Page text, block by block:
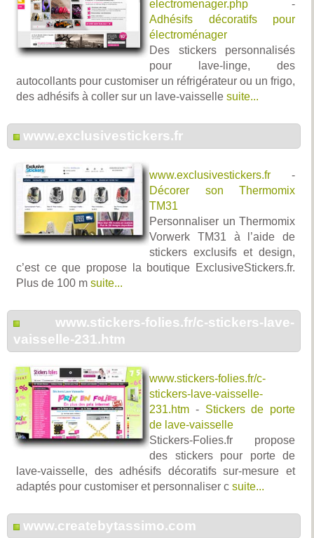
electromenager.php -
Adhésifs décoratifs pour
électroménager
Des stickers personnalisés
pour lave-linge, des
autocollants pour customiser un réfrigérateur ou un frigo,
des adhésifs à coller sur un lave-vaisselle suite...
www.exclusivestickers.fr
www.exclusivestickers.fr -
Décorer son Thermomix
TM31
Personnaliser un Thermomix
Vorwerk TM31 à l’aide de
stickers exclusifs et design,
c’est ce que propose la boutique ExclusiveStickers.fr.
Plus de 100 m suite...
www.stickers-folies.fr/c-stickers-lave-
vaisselle-231.htm
www.stickers-folies.fr/c-
stickers-lave-vaisselle-
231.htm - Stickers de porte
de lave-vaisselle
Stickers-Folies.fr propose
des stickers pour porte de
lave-vaisselle, des adhésifs décoratifs sur-mesure et
adaptés pour customiser et personnaliser c suite...
www.createbytassimo.com